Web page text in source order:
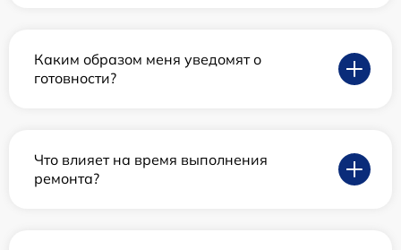
Каким образом меня уведомят о
готовности?
Что влияет на время выполнения
ремонта?